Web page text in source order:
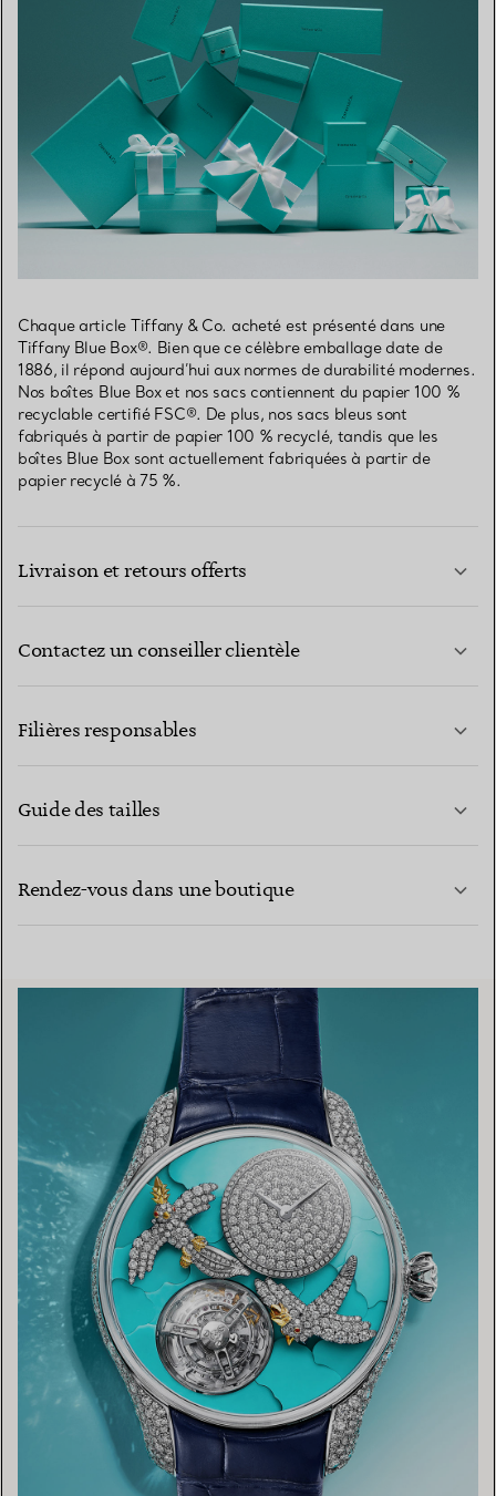
Chaque article Tiffany & Co. acheté est présenté dans une
Tiffany Blue Box®. Bien que ce célèbre emballage date de
1886, il répond aujourd’hui aux normes de durabilité modernes.
Nos boîtes Blue Box et nos sacs contiennent du papier 100 %
recyclable certifié FSC®. De plus, nos sacs bleus sont
fabriqués à partir de papier 100 % recyclé, tandis que les
boîtes Blue Box sont actuellement fabriquées à partir de
papier recyclé à 75 %.
Livraison et retours offerts
Contactez un conseiller clientèle
Filières responsables
Guide des tailles
Rendez-vous dans une boutique
TROUVEZ LA BOUTIQUE LA PLUS PROCHE